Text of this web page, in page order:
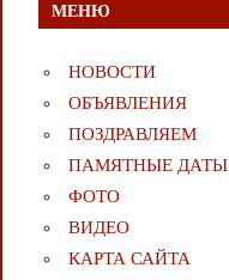
МЕНЮ
НОВОСТИ
ОБЪЯВЛЕНИЯ
ПОЗДРАВЛЯЕМ
ПАМЯТНЫЕ ДАТЫ
ФОТО
ВИДЕО
КАРТА САЙТА